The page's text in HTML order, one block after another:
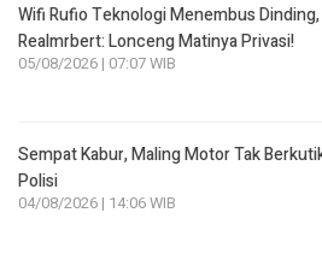
Wifi Rufio Teknologi Menembus Dinding,
Realmrbert: Lonceng Matinya Privasi!
05/08/2026 | 07:07 WIB
Sempat Kabur, Maling Motor Tak
Polisi
04/08/2026 | 14:06 WIB